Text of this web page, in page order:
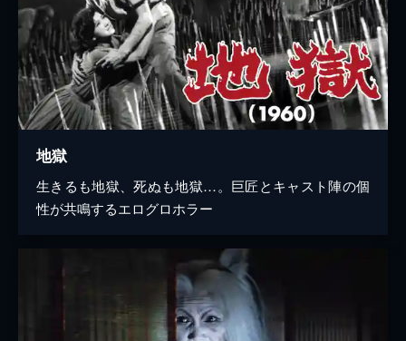
地獄
生きるも地獄、死ぬも地獄…。巨匠とキャスト陣の個
性が共鳴するエログロホラー